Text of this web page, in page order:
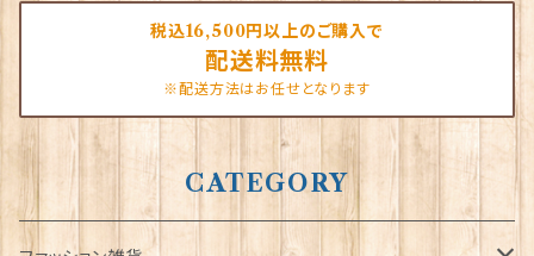
税込16,500円以上のご購入で
配送料無料
※配送方法はお任せとなります
CATEGORY